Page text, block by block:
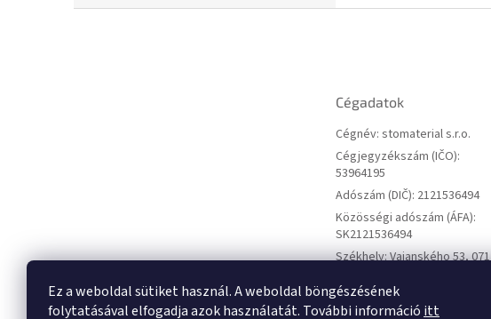
Ez a weboldal sütiket használ. A weboldal böngészésének
folytatásával elfogadja azok használatát. További információ itt
Cégadatok
Cégnév: stomaterial s.r.o.
Cégjegyzékszám (IČO):
53964195
Adószám (DIČ): 2121536494
Közösségi adószám (ÁFA):
SK2121536494
Székhely: Vajanského 53, 071